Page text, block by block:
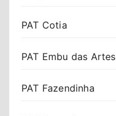
PAT Cotia
PAT Embu das Artes
PAT Fazendinha